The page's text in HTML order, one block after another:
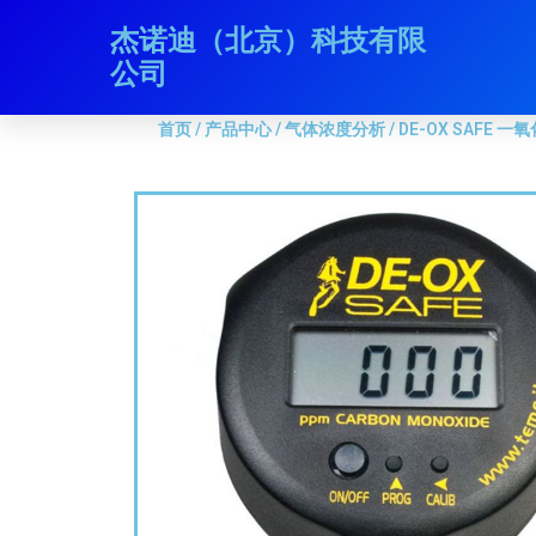
杰诺迪（北京）科技有限
公司
首页/产品中心/气体浓度分析/ DE-OX SAFE 一氧化
首页/ 产品中心/气体浓度分析/ DE-OX SAFE 一